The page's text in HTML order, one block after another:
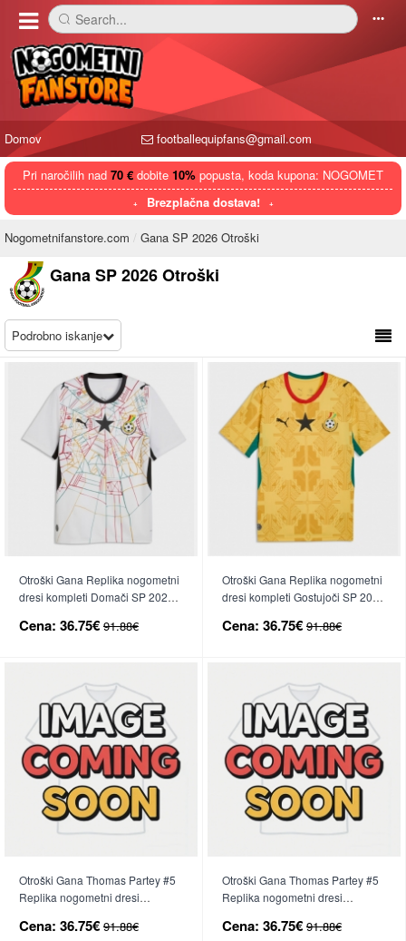
󰅼 Search... 󰄒
Domov footballequipfans@gmail.com
Pri naročilih nad 70 € dobite 10% popusta, koda kupona: NOGOMET
Brezplačna dostava!
Nogometnifanstore.com Gana SP 2026 Otroški
Gana SP 2026 Otroški
Podrobno iskanje
Otroški Gana Replika nogometni
dresi kompleti Domači SP 2026
Cena: 36.75€ 91.88€
Otroški Gana Replika nogometni
dresi kompleti Gostujoči SP 2026
Cena: 36.75€ 91.88€
Otroški Gana Thomas Partey #5
Replika nogometni dresi
Rokav (+ hlače)
Cena: 36.75€ 91.88€
Otroški Gana Thomas Partey #5
Replika nogometni dresi
Kratek Rokav (+ hlače)
Cena: 36.75€ 91.88€